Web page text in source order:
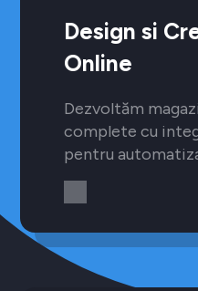
Design si
Online
Dezvoltăm
complete cu
pentru